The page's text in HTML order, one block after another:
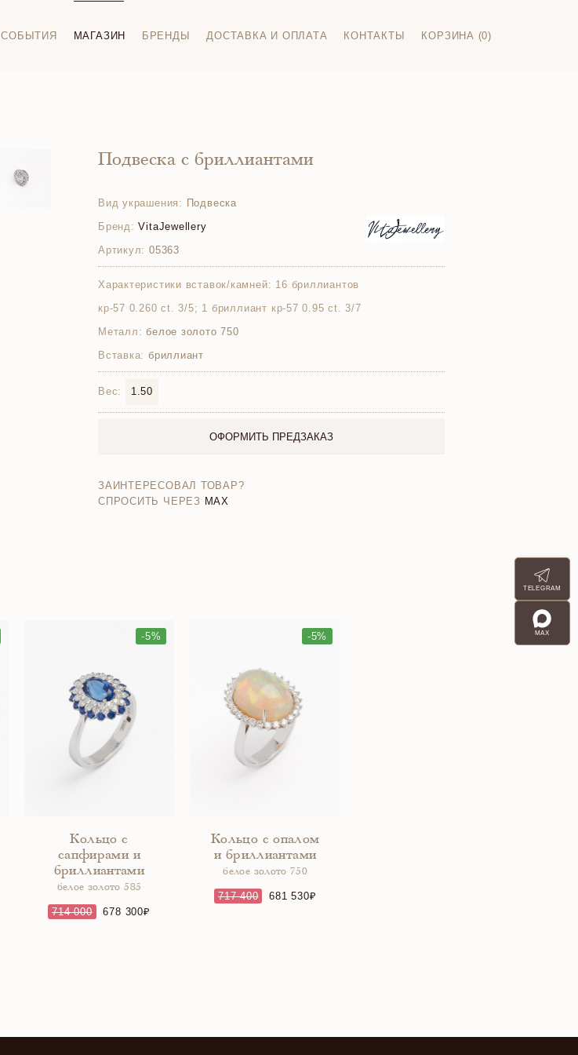
СОБЫТИЯ МАГАЗИН БРЕНДЫ ДОСТАВКА И ОПЛАТА КОНТАКТЫ КОРЗИНА (0)
Подвеска с бриллиантами
Вид украшения: Подвеска
Бренд: VitaJewellery
Артикул: 05363
Характеристики вставок/камней: 16 бриллиантов
кр-57 0.260 ct. 3/5; 1 бриллиант кр-57 0.95 ct. 3/7
Металл: белое золото 750
Вставка: бриллиант
Вес: 1.50
ОФОРМИТЬ ПРЕДЗАКАЗ
ЗАИНТЕРЕСОВАЛ ТОВАР?
СПРОСИТЬ ЧЕРЕЗ MAX
-5%
Кольцо с
сапфирами и
бриллиантами
белое золото 585
714 000 678 300
-5%
Кольцо с опалом
и бриллиантами
белое золото 750
717 400 681 530
TELEGRAM
MAX